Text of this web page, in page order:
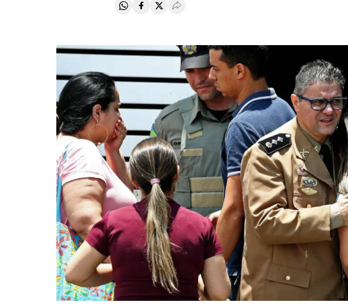
Compartir en Whatsapp
Compartir en Facebook
Compartir en Twitter
Desplegar Redes Sociales